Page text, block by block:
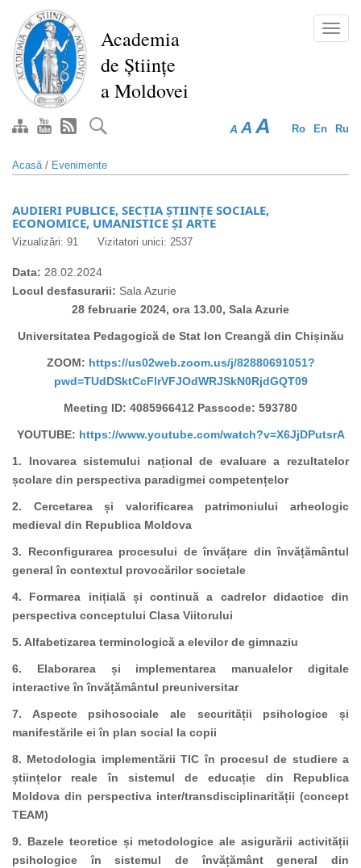
conţinutul
principal
Academia
de Științe
a Moldovei
Ro En Ru
A A A
Acasă/ Evenimente
AUDIERI PUBLICE, SECȚIA ȘTIINȚE SOCIALE,
ECONOMICE, UMANISTICE ȘI ARTE
Vizualizări: 91 Vizitatori unici: 2537
Data: 28.02.2024
Locul desfasurarii: Sala Azurie
28 februarie 2024, ora 13.00, Sala Azurie
Universitatea Pedagogică de Stat Ion Creangă din Chișinău
ZOOM: https://us02web.zoom.us/j/82880691051?
pwd=TUdDSktCcFlrVFJOdWRJSkN0RjdGQT09
Meeting ID: 4085966412 Passcode: 593780
YOUTUBE: https://www.youtube.com/watch?v=X6JjDPutsrA
1. Inovarea sistemului național de evaluare a rezultatelor
școlare din perspectiva paradigmei competențelor
2. Cercetarea și valorificarea patrimoniului arheologic
medieval din Republica Moldova
3. Reconfigurarea procesului de învățare din învățământul
general în contextul provocărilor societale
4. Formarea inițială și continuă a cadrelor didactice din
perspectiva conceptului Clasa Viitorului
5. Alfabetizarea terminologică a elevilor de gimnaziu
6. Elaborarea și implementarea manualelor digitale
interactive în învățământul preuniversitar
7. Aspecte psihosociale ale securității psihologice și
manifestările ei în plan social la copii
8. Metodologia implementării TIC în procesul de studiere a
științelor reale în sistemul de educație din Republica
Moldova din perspectiva inter/transdisciplinarității (concept
TEAM)
9. Bazele teoretice și metodologice ale asigurării activității
psihologice în sistemul de învățământ general din